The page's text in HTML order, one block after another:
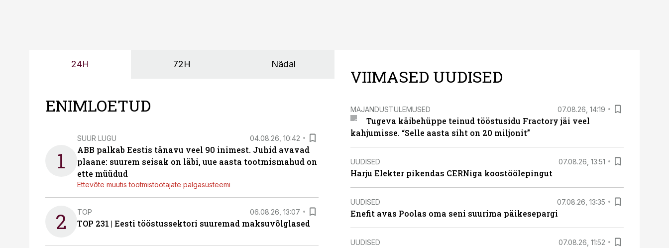
24H 72H Nädal
ENIMLOETUD
1
SUUR LUGU 04.08.26, 10:42
ABB palkab Eestis tänavu veel 90 inimest. Juhid avavad
plaane: suurem seisak on läbi, uue aasta tootmismahud on
ette müüdud
Ettevõte muutis tootmistöötajate palgasüsteemi
2 TOP 06.08.26, 13:07
TOP 231 | Eesti tööstussektori suuremad maksuvõlglased
VIIMASED UUDISED
MAJANDUSTULEMUSED 07.08.26, 14:19
Tugeva käibehüppe teinud tööstusidu Fractory jäi veel
kahjumisse. “Selle aasta siht on 20 miljonit”
UUDISED 07.08.26, 13:51
Harju Elekter pikendas CERNiga koostöölepingut
UUDISED 07.08.26, 13:35
Enefit avas Poolas oma seni suurima päikesepargi
UUDISED 07.08.26, 11:52